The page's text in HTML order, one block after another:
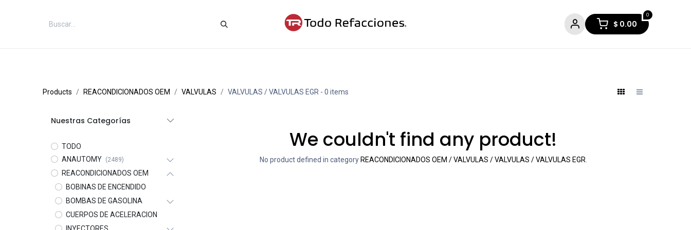
0
$ 0.00
Products REACONDICIONADOS OEM VALVULAS VALVULAS / VALVULAS EGR - 0 items
Nuestras Categorías
TODO
ANAUTOMY
(2489)
REACONDICIONADOS OEM
BOBINAS DE ENCENDIDO
BOMBAS DE GASOLINA
CUERPOS DE ACELERACION
We couldn't find any product!
No product defined in category REACONDICIONADOS OEM / VALVULAS / VALVULAS / VALVULAS EGR